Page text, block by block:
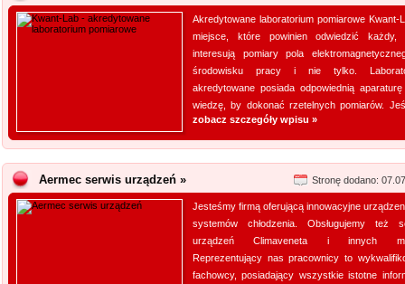
Akredytowane laboratorium pomiarowe Kwant-
miejsce, które powinien odwiedzić każdy,
interesują pomiary pola
środowisku pracy i nie tylko.
akredytowane posiada odpowiednią
wiedzę, by dokonać rzetelnych pomiarów.
zobacz szczegóły wpisu »
Aermec serwis urządzeń » Stronę dodano:
Jesteśmy firmą oferującą innowacyjne
systemów chłodzenia. Obsługujemy też
urządzeń Climaveneta i innych
Reprezentujący nas pracownicy to
fachowcy, posiadający wszystkie istotne